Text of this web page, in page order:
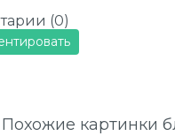
(0)
Похожие картинки